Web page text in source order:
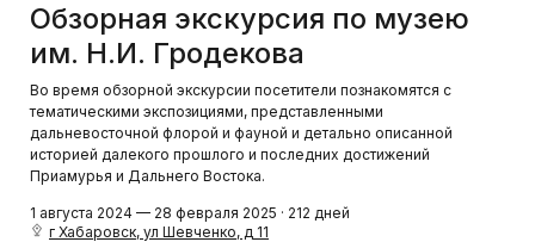
Обзорная экскурсия по музею
им. Н.И. Гродекова
Во время обзорной экскурсии посетители познакомятся с
тематическими экспозициями, представленными
дальневосточной флорой и фауной и детально описанной
историей далекого прошлого и последних достижений
Приамурья и Дальнего Востока.
1 августа 2024 — 28 февраля 2025 · 212 дней
г Хабаровск, ул Шевченко, д 11